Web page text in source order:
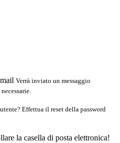
Verrà inviato un messaggio
Effettua il reset della password
la casella di posta elettronica!